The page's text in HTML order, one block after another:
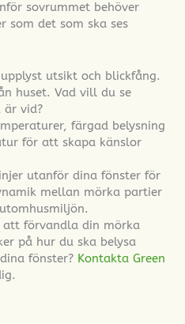
sovrummet behöver
som det som ska ses
utsikt och blickfång.
huset. Vad vill du se
är vid?
färgad belysning
för att skapa känslor
utanför dina fönster för
mellan mörka partier
förvandla din mörka
på hur du ska belysa
fönster? Kontakta Green